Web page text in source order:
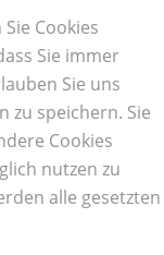
Cookies
Sie immer
Sie uns
zu speichern. Sie
Cookies
nutzen zu
alle gesetzten